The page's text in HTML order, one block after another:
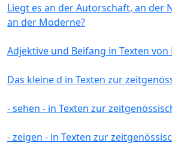
Liegt es an der Autorschaft, an der
an der Moderne?
Adjektive und Beifang in Texten von
Das kleine d in Texten zur
- sehen - in Texten zur
- zeigen - in Texten zur